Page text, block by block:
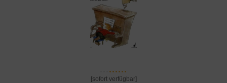
[sofort verfügbar]